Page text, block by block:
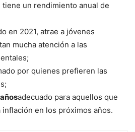
tiene un rendimiento anual de
en 2021, atrae a jóvenes
mucha atención a las
por quienes prefieren las
adecuado para aquellos que
en los próximos años.